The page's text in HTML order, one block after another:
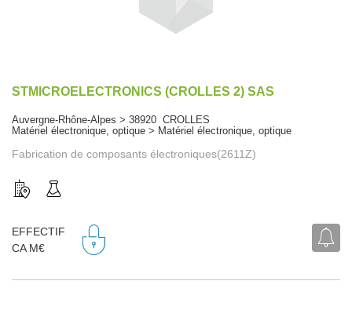
STMICROELECTRONICS (CROLLES 2) SAS
Auvergne-Rhône-Alpes > 38920 CROLLES
Matériel électronique, optique > Matériel électronique, optique
Fabrication de composants électroniques(2611Z)
EFFECTIF
CA M€